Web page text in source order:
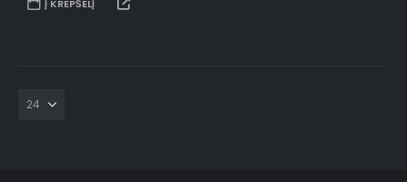
Į KREPŠELĮ